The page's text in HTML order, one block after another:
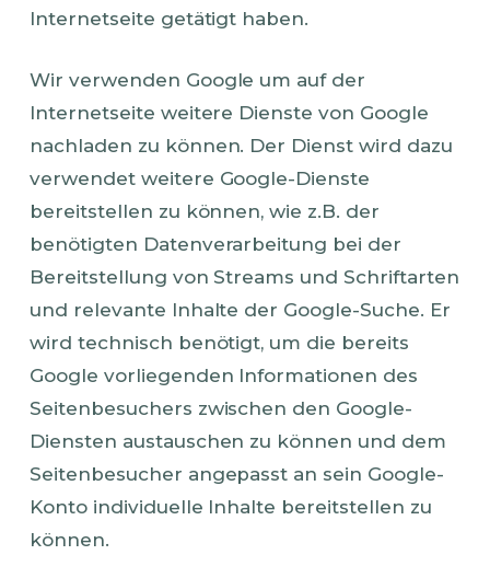
Internetseite getätigt haben.
Wir verwenden Google um auf der
Internetseite weitere Dienste von Google
nachladen zu können. Der Dienst wird dazu
verwendet weitere Google-Dienste
bereitstellen zu können, wie z.B. der
benötigten Datenverarbeitung bei der
Bereitstellung von Streams und Schriftarten
und relevante Inhalte der Google-Suche. Er
wird technisch benötigt, um die bereits
Google vorliegenden Informationen des
Seitenbesuchers zwischen den Google-
Diensten austauschen zu können und dem
Seitenbesucher angepasst an sein Google-
Konto individuelle Inhalte bereitstellen zu
können.